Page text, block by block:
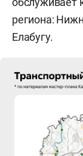
региона:
Елабугу.